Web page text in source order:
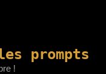
prompts
!